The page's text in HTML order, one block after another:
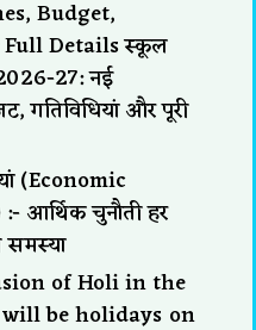
Budget,
Details स्कूल
27: नई
गतिविधियां और पूरी
(Economic
आर्थिक चुनौती हर
समस्या
of Holi in the
be holidays on